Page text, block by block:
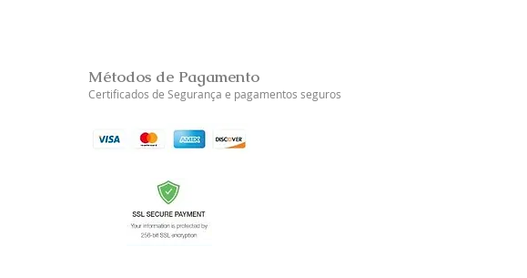
Métodos de Pagamento
Certificados de Segurança e pagamentos seguros